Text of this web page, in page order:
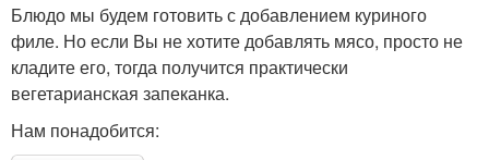
Блюдо мы будем готовить с добавлением куриного
филе. Но если Вы не хотите добавлять мясо, просто не
кладите его, тогда получится практически
вегетарианская запеканка.
Нам понадобится: